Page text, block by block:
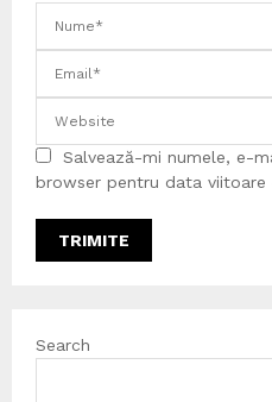
Salvează-mi numele, e-
browser pentru data viitoare
Search